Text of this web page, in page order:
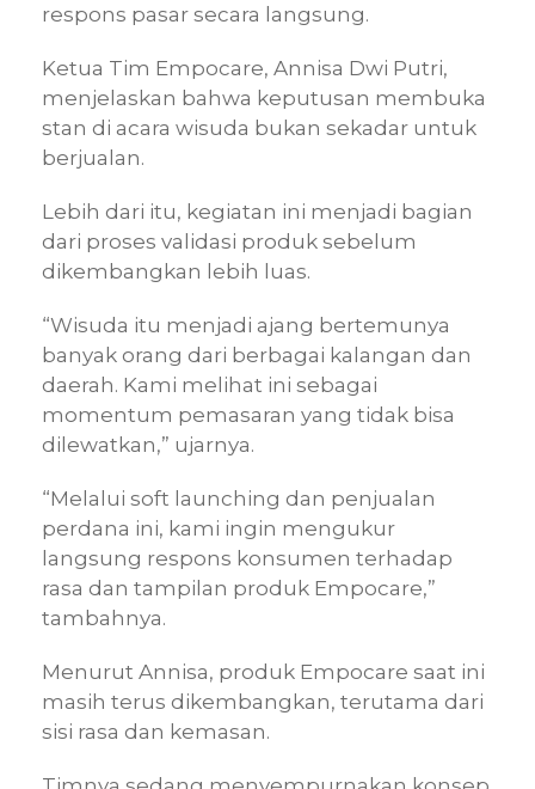
respons pasar secara langsung.
Ketua Tim Empocare, Annisa Dwi Putri,
menjelaskan bahwa keputusan membuka
stan di acara wisuda bukan sekadar untuk
berjualan.
Lebih dari itu, kegiatan ini menjadi bagian
dari proses validasi produk sebelum
dikembangkan lebih luas.
“Wisuda itu menjadi ajang bertemunya
banyak orang dari berbagai kalangan dan
daerah. Kami melihat ini sebagai
momentum pemasaran yang tidak bisa
dilewatkan,” ujarnya.
“Melalui soft launching dan penjualan
perdana ini, kami ingin mengukur
langsung respons konsumen terhadap
rasa dan tampilan produk Empocare,”
tambahnya.
Menurut Annisa, produk Empocare saat ini
masih terus dikembangkan, terutama dari
sisi rasa dan kemasan.